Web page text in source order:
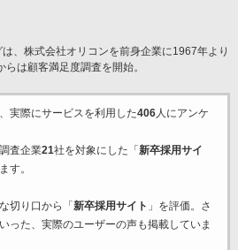
、株式会社オリコンを前身企業に1967年より
は顧客満足度調査を開始。
実際にサービスを利用した406人にアンケ
査企業21社を対象にした「 新卒採用サイ
す。
切り口から「 新卒採用サイト 」を評価。さ
った、実際のユーザーの声も掲載していま